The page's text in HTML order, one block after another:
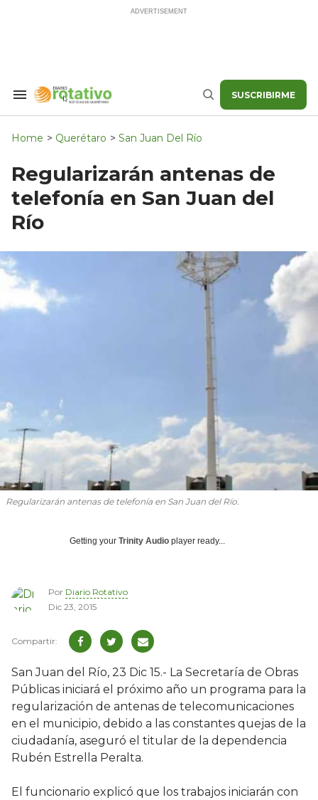
Search
Navigation
Buscar SUSCRIBIRME
Home > Querétaro > San Juan Del Río
Regularizarán antenas de
telefonía en San Juan del
Río
Regularizarán antenas de telefonía en San Juan del Río.
Getting your Trinity Audio player ready...
Por Diario Rotativo
Dic 23, 2015
San Juan del Río, 23 Dic 15.- La Secretaría de Obras
Públicas iniciará el próximo año un programa para la
regularización de antenas de telecomunicaciones
en el municipio, debido a las constantes quejas de la
ciudadanía, aseguró el titular de la dependencia
Rubén Estrella Peralta.
El funcionario explicó que los trabajos iniciarán con